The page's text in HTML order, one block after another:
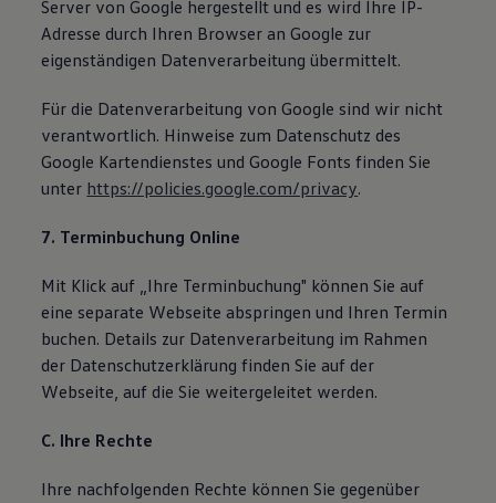
Server von Google hergestellt und es wird Ihre IP-
Adresse durch Ihren Browser an Google zur
eigenständigen Datenverarbeitung übermittelt.
Für die Datenverarbeitung von Google sind wir nicht
verantwortlich. Hinweise zum Datenschutz des
Google Kartendienstes und Google Fonts finden Sie
unter https://policies.google.com/privacy.
7. Terminbuchung Online
Mit Klick auf „Ihre Terminbuchung" können Sie auf
eine separate Webseite abspringen und Ihren Termin
buchen. Details zur Datenverarbeitung im Rahmen
der Datenschutzerklärung finden Sie auf der
Webseite, auf die Sie weitergeleitet werden.
C. Ihre Rechte
Ihre nachfolgenden Rechte können Sie gegenüber